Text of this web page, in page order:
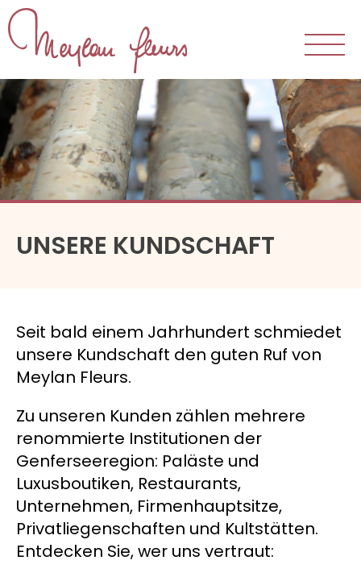
Der Laden
Das Atelier
Unser Team
Unsere Kundschaft
Sträusse und Arrangements
Trauer
Feiertage
Raumdekoration
UNSERE KUNDSCHAFT
Seit bald einem Jahrhundert schmiedet
unsere Kundschaft den guten Ruf von
Meylan Fleurs.
Zu unseren Kunden zählen mehrere
renommierte Institutionen der
Genferseeregion: Paläste und
Luxusboutiken, Restaurants,
Unternehmen, Firmenhauptsitze,
Privatliegenschaften und Kultstätten.
Entdecken Sie, wer uns vertraut: